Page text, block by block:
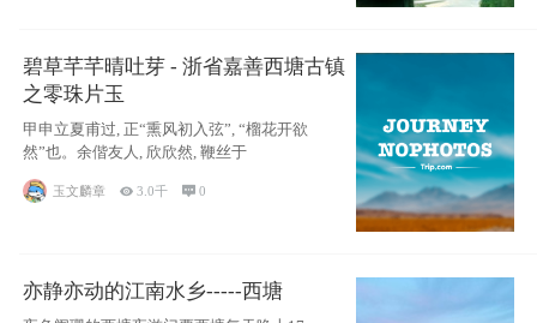
碧草芊芊晴吐芽 - 浙省嘉善西塘古镇
之零珠片玉
甲申立夏甫过, 正“熏风初入弦”, “榴花开欲
然”也。余偕友人, 欣欣然, 鞭丝于
玉文麟章  3.0千 0
亦静亦动的江南水乡-----西塘